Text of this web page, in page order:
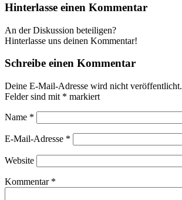
Hinterlasse einen Kommentar
An der Diskussion beteiligen?
Hinterlasse uns deinen Kommentar!
Schreibe einen Kommentar
Deine E-Mail-Adresse wird nicht veröffentlicht.
Felder sind mit * markiert
Name *
E-Mail-Adresse *
Website
Kommentar *